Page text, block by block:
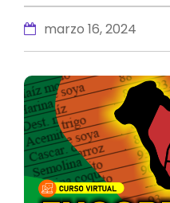
marzo 16, 2024